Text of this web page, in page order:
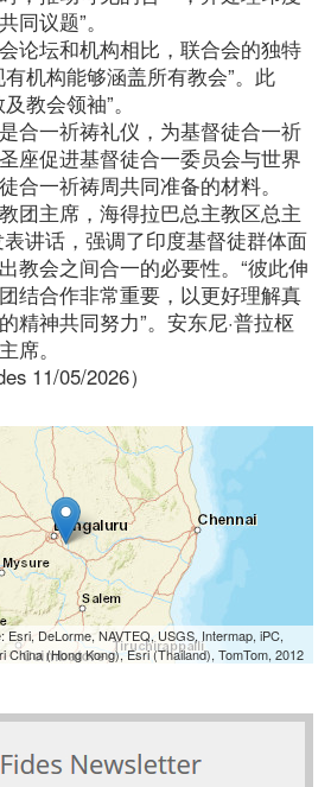
同议题”。
论坛和机构相比，联合会的独特
机构能够涵盖所有教会”。此
教会领袖”。
合一祈祷礼仪，为基督徒合一祈
座促进基督徒合一委员会与世界
合一祈祷周共同准备的材料。
团主席，海得拉巴总主教区总主
讲话，强调了印度基督徒群体面
教会之间合一的必要性。“彼此伸
结合作非常重要，以更好理解真
精神共同努力”。安东尼·普拉枢
席。
11/05/2026）
DeLorme, NAVTEQ, USGS, Intermap, iPC,
China (Hong Kong), Esri (Thailand), TomTom, 2012